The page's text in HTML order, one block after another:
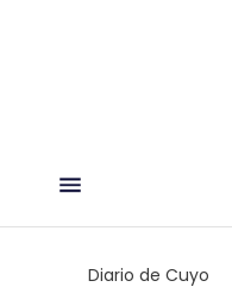
Diario de Cuyo